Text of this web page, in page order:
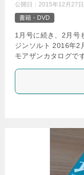
公開日： 2015年12月27日
書籍・DVD
1月号に続き、2月号
ジンソルト 2016年2
モアザンカタログです